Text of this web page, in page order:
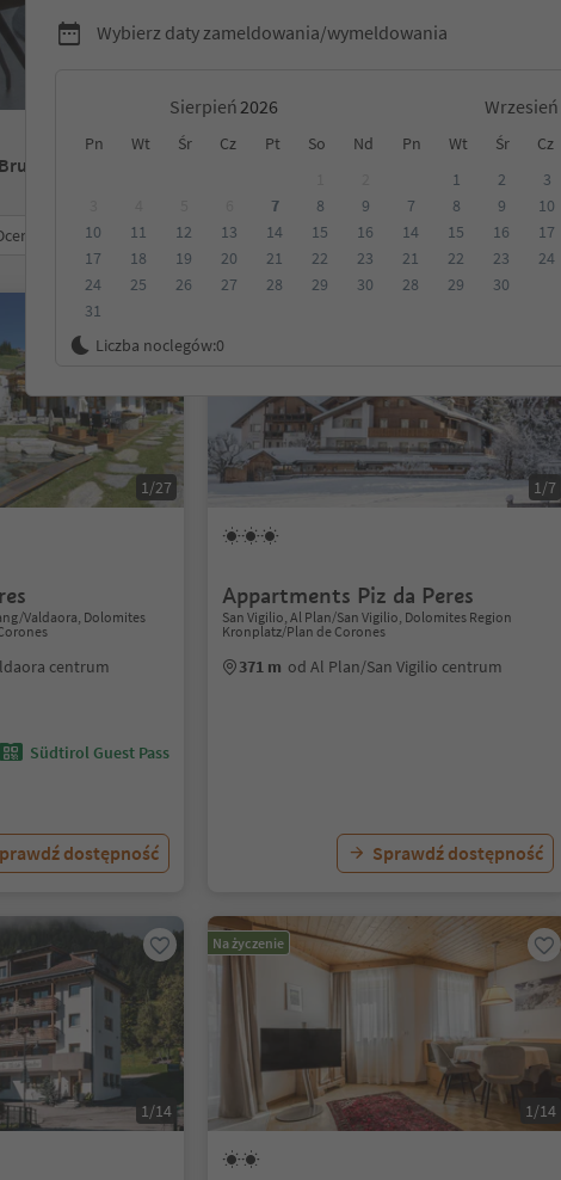
Wybierz daty zameldowania/wymeldowania
Sierpień Wrzesień
Pn Wt Śr Cz Pt So Nd Pn Wt Śr Cz
7 8
9
10
11 12 13 14 15
16
17
18 19 20 21 22
23
24
25 26 27 28 29
30
31
1 2 3
7
8 9 10
14
15 16 17
21
22 23 24
28
29 30
Liczba noclegów:0
i okolicach
Kategoria Opcje wyżywienia Ekologiczne zakwaterowanie
1/27
Valdaora, Dolomites
centrum
Südtirol Guest Pass
dostępność
1/7
Appartments Piz da Peres
San Vigilio, Al Plan/San Vigilio, Dolomites Region
Kronplatz/Plan de Corones
371 m od Al Plan/San Vigilio centrum
Sprawdź dostępność
1/14
Na życzenie
1/14